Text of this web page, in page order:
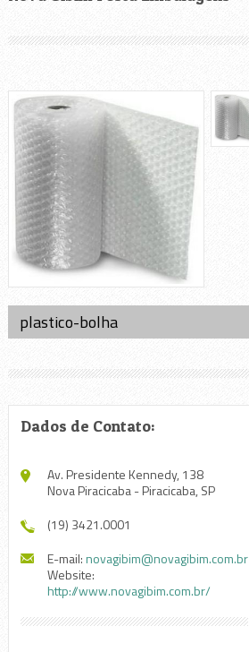
plastico-bolha
Dados de Contato:
Av. Presidente Kennedy, 138
Nova Piracicaba - Piracicaba, SP
(19) 3421.0001
E-mail:novagibim@novagibim.com.br
Website:
http://www.novagibim.com.br/